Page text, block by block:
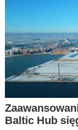
Baltic Hub